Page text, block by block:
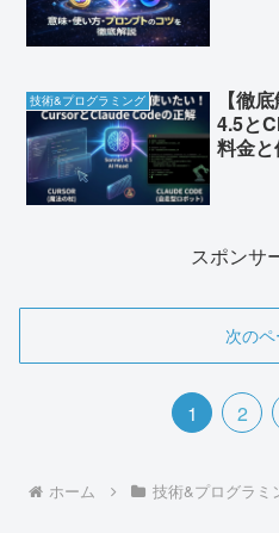
技術&プログラミング
【徹
4.5と
料金
スポンサ
次の
1 2
ホーム 技術&プログラミ